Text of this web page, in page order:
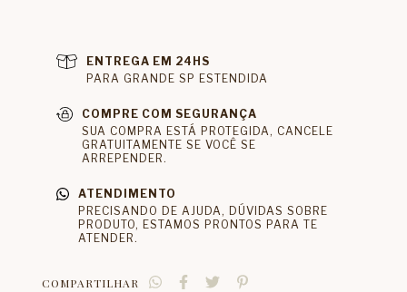
ENTREGA EM 24HS
PARA GRANDE SP ESTENDIDA
COMPRE COM SEGURANÇA
SUA COMPRA ESTÁ PROTEGIDA, CANCELE
GRATUITAMENTE SE VOCÊ SE
ARREPENDER.
ATENDIMENTO
PRECISANDO DE AJUDA, DÚVIDAS SOBRE
PRODUTO, ESTAMOS PRONTOS PARA TE
ATENDER.
COMPARTILHAR